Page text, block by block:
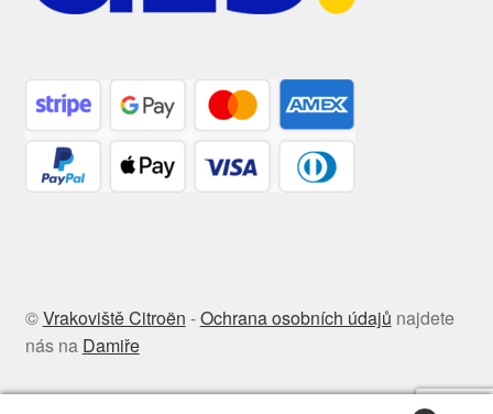
©Vrakoviště Citroën -Ochrana osobních údajů najdete
nás na Damiře